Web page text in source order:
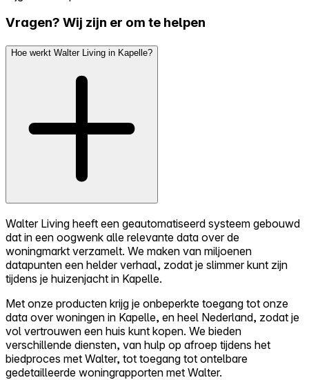
Vragen? Wij zijn er om te helpen
Hoe werkt Walter Living in Kapelle?
Walter Living heeft een geautomatiseerd systeem gebouwd
dat in een oogwenk alle relevante data over de
woningmarkt verzamelt. We maken van miljoenen
datapunten een helder verhaal, zodat je slimmer kunt zijn
tijdens je huizenjacht in Kapelle.
Met onze producten krijg je onbeperkte toegang tot onze
data over woningen in Kapelle, en heel Nederland, zodat je
vol vertrouwen een huis kunt kopen. We bieden
verschillende diensten, van hulp op afroep tijdens het
biedproces met Walter, tot toegang tot ontelbare
gedetailleerde woningrapporten met Walter.